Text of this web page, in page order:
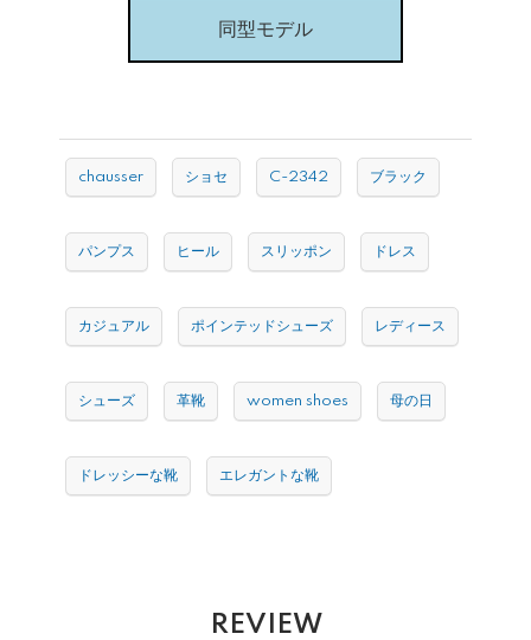
同型モデル
chausser ショセ C-2342 ブラック
パンプス ヒール スリッポン ドレス
カジュアル ポインテッドシューズ レディース
シューズ 革靴 women shoes 母の日
ドレッシーな靴 エレガントな靴
REVIEW